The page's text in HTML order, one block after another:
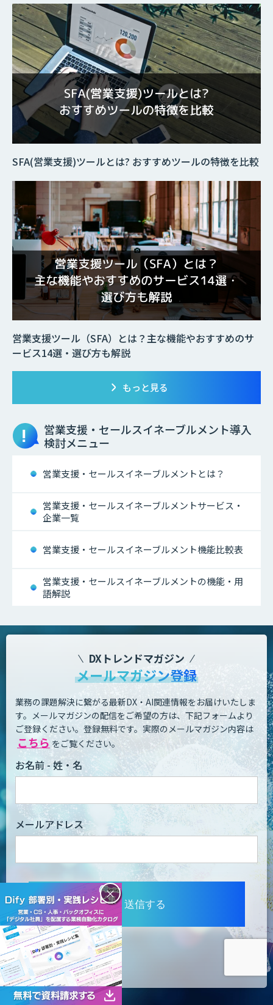
営業支援ツール（SFA）とは？主な機能やおすすめのサ
ービス14選・選び方も解説
SFA(営業支援)ツールとは? おすすめツールの特徴を比較
もっと見る
営業支援・セールスイネーブルメント導入
検討メニュー
営業支援・セールスイネーブルメントとは？
営業支援・セールスイネーブルメントサービス・
企業一覧
営業支援・セールスイネーブルメント機能比較表
営業支援・セールスイネーブルメントの機能・用
語解説
DXトレンドマガジン
メールマガジン登録
業務の課題解決に繋がる最新DX・AI関連情報をお届けいたしま
す。 メールマガジンの配信をご希望の方は、下記フォームより
ご登録ください。登録無料です。 実際のメールマガジン内容は
こちら をご覧ください。
お名前 - 姓・名
メールアドレス
送信する
×